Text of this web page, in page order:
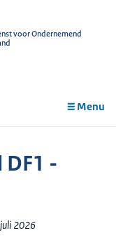
voor Ondernemend
Menu
-
juli 2026